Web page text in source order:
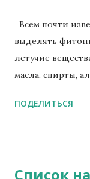
Всем почти
выделять
летучие
масла, спирты,
способности
ПОДЕЛИТЬСЯ
Список